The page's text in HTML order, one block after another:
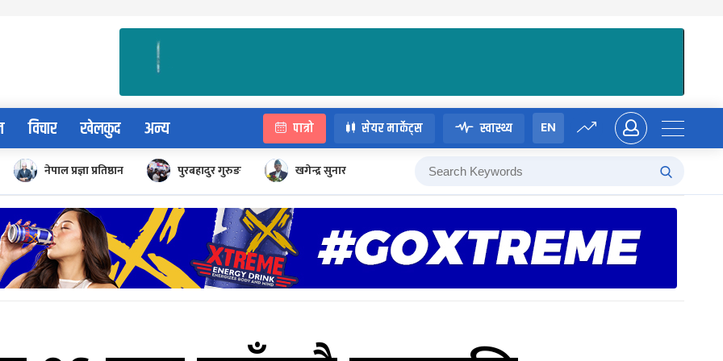
विचार खेलकुद अन्य पात्रो सेयर मार्केट्स स्वास्थ्य EN
नेपाल प्रज्ञा प्रतिष्ठान पुरबहादुर गुरुङ खगेन्द्र सुनार